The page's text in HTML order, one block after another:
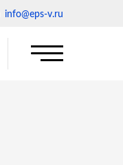
info@eps-v.ru